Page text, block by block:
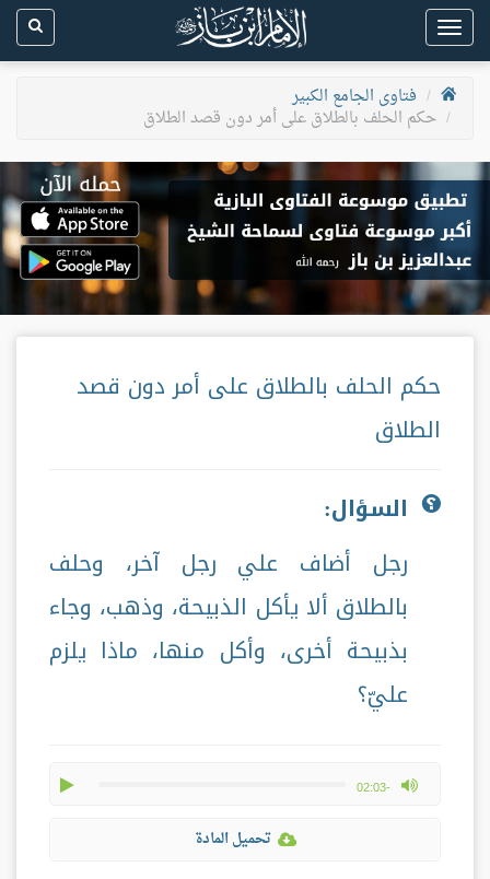
Toggle
navigation
فتاوى الجامع الكبير
حكم الحلف بالطلاق على أمر دون قصد الطلاق
حكم الحلف بالطلاق على أمر دون قصد
الطلاق
السؤال:
رجل أضاف علي رجل آخر، وحلف
بالطلاق ألا يأكل الذبيحة، وذهب، وجاء
بذبيحة أخرى، وأكل منها، ماذا يلزم
عليّ؟
-02:03
max volume
تحميل المادة